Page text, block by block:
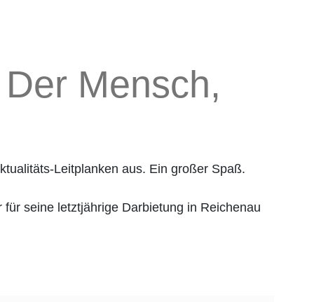
Mensch,
Leitplanken aus. Ein großer Spaß.
seine letztjährige Darbietung in Reichenau